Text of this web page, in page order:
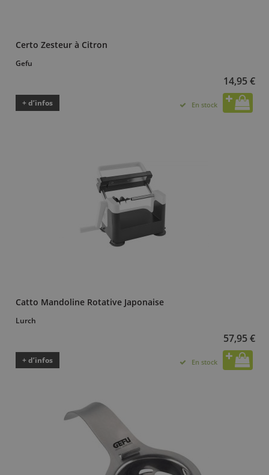
Certo Zesteur à Citron
Gefu
14,95 €
+ d’infos En stock
Catto Mandoline Rotative Japonaise
Lurch
57,95 €
+ d’infos En stock